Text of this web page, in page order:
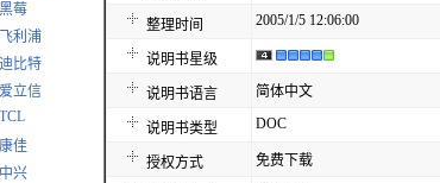
黑莓
飞利浦
迪比特
爱立信
TCL
康佳
中兴
整理时间 2005/1/5 12:06:00
说明书星级
说明书语言 简体中文
说明书类型 DOC
授权方式 免费下载